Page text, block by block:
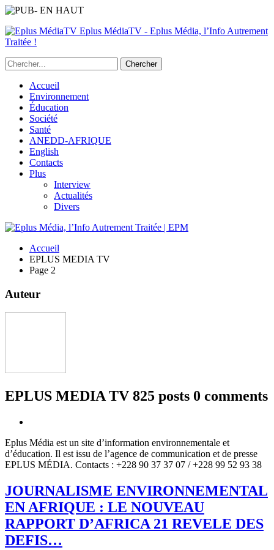
Eplus MédiaTV - Eplus Média, l’Info Autrement
Traitée !
Accueil
Environnement
Éducation
Société
Santé
ANEDD-AFRIQUE
English
Contacts
Plus
Interview
Actualités
Divers
Accueil
EPLUS MEDIA TV
Page 2
Auteur
EPLUS MEDIA TV 825 posts 0 comments
Eplus Média est un site d’information environnementale et
d’éducation. Il est issu de l’agence de communication et de presse
EPLUS MÉDIA. Contacts : +228 90 37 37 07 / +228 99 52 93 38
JOURNALISME ENVIRONNEMENTAL
EN AFRIQUE : LE NOUVEAU
RAPPORT D’AFRICA 21 REVELE DES
DEFIS…